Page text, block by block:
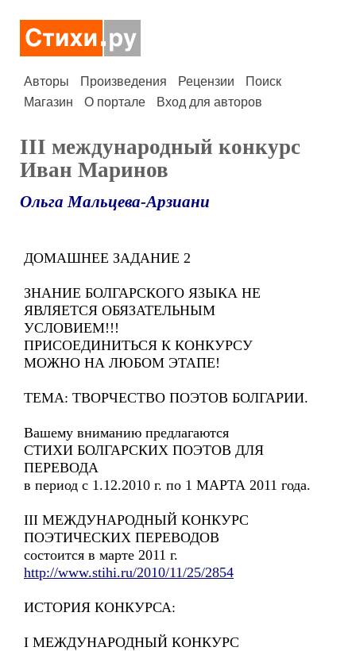
Авторы Произведения Рецензии
Поиск
Магазин
О портале Вход для авторов
III международный конкурс
Иван Маринов
Ольга Мальцева-Арзиани
ДОМАШНЕЕ ЗАДАНИЕ 2
ЗНАНИЕ БОЛГАРСКОГО ЯЗЫКА НЕ
ЯВЛЯЕТСЯ ОБЯЗАТЕЛЬНЫМ
УСЛОВИЕМ!!!
ПРИСОЕДИНИТЬСЯ К КОНКУРСУ
МОЖНО НА ЛЮБОМ ЭТАПЕ!
ТЕМА: ТВОРЧЕСТВО ПОЭТОВ БОЛГАРИИ.
Вашему вниманию предлагаются
СТИХИ БОЛГАРСКИХ ПОЭТОВ ДЛЯ
ПЕРЕВОДА
в период с 1.12.2010 г. по 1 МАРТА 2011 года.
III МЕЖДУНАРОДНЫЙ КОНКУРС
ПОЭТИЧЕСКИХ ПЕРЕВОДОВ
состоится в марте 2011 г.
http://www.stihi.ru/2010/11/25/2854
ИСТОРИЯ КОНКУРСА:
I МЕЖДУНАРОДНЫЙ КОНКУРС